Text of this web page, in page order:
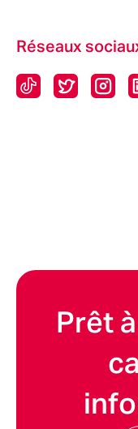
Réseaux
Prêt